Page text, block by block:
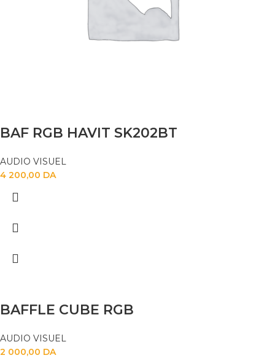
BAF RGB HAVIT SK202BT
AUDIO VISUEL
4 200,00 DA
BAFFLE CUBE RGB
AUDIO VISUEL
2 000,00 DA